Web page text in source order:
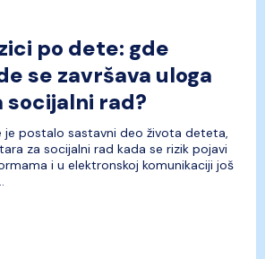
po dete: gde
se završava uloga
socijalni rad?
je postalo sastavni deo života deteta,
za socijalni rad kada se rizik pojavi
i u elektronskoj komunikaciji još